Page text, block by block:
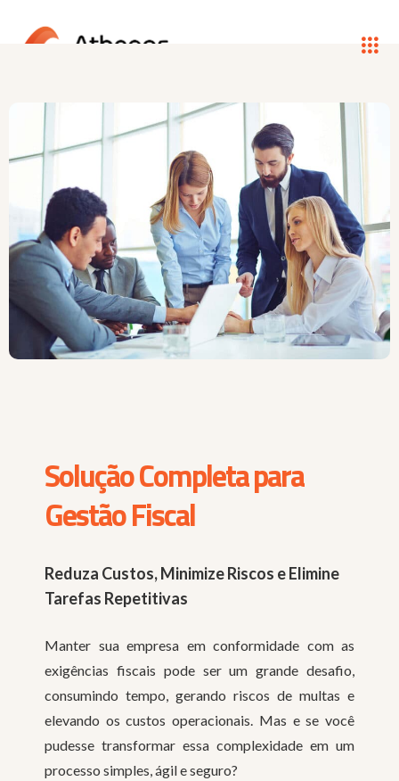
Solução Completa para
Gestão Fiscal
Reduza Custos, Minimize Riscos e Elimine
Tarefas Repetitivas
Manter sua empresa em conformidade com as
exigências fiscais pode ser um grande desafio,
consumindo tempo, gerando riscos de multas e
elevando os custos operacionais. Mas e se você
pudesse transformar essa complexidade em um
processo simples, ágil e seguro?